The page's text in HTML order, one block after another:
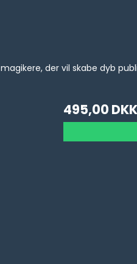
der vil skabe dyb
495,00 DKK